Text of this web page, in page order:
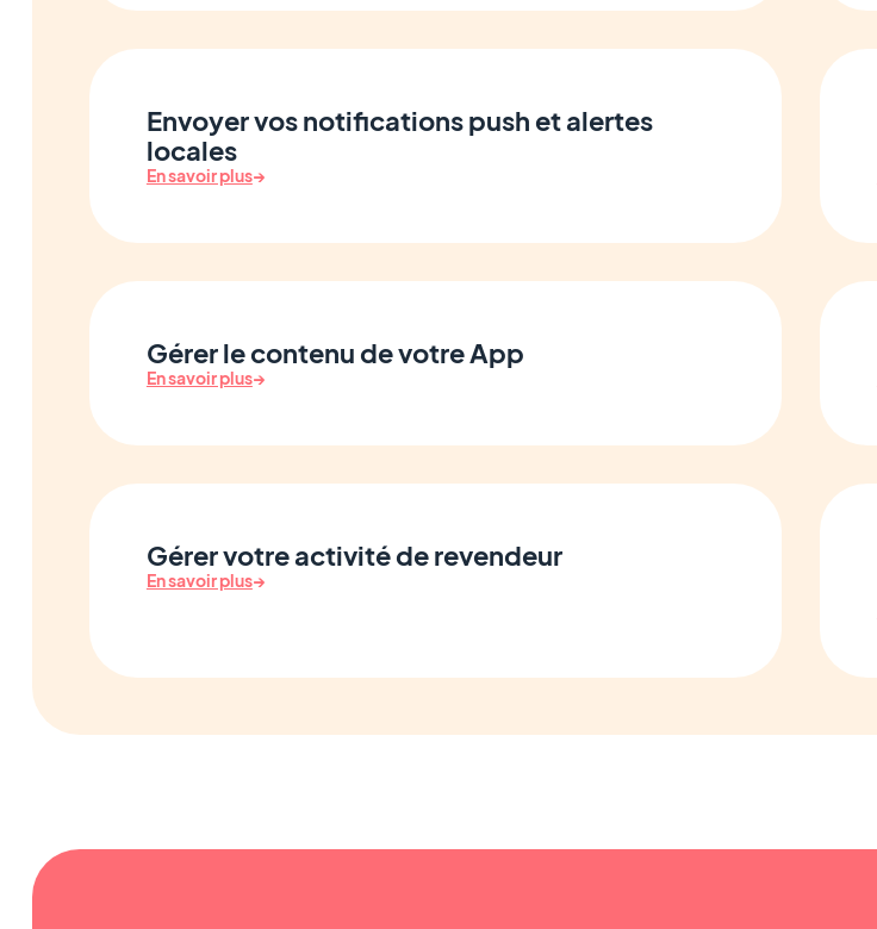
Envoyer vos notifications push et alertes
locales
En savoir plus→
Gérer le contenu de votre App
En savoir plus→
Gérer votre activité de revendeur
En savoir plus→